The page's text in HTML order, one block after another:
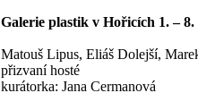
Galerie plastik v Hořicích 1. – 8.
Matouš Lipus, Eliáš Dolejší,
přizvaní hosté
kurátorka: Jana Cermanová